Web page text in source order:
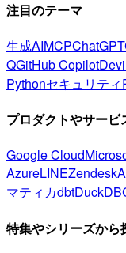
注目のテーマ
生成AIMCPChatGPT
QGitHub Copilot
Pythonセキュリティ
プロダクトやサービ
Google Cloud
AzureLINEZendesk
マティカdbtDuckDB
特集やシリーズから